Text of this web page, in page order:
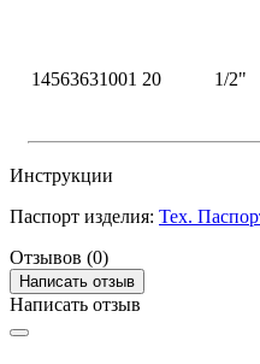
14563631001 20 1/2"
Инструкции
Паспорт изделия: Тех.
Отзывов (0)
Написать отзыв
Написать отзыв